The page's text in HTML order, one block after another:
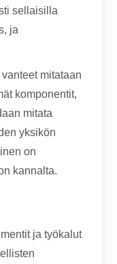
sellaisilla
ja
mitataan
komponentit,
mitata
yksikön
on
kannalta.
ja työkalut